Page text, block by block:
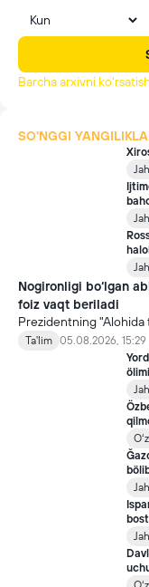
Barcha arxivni
SO'NGGI
Nogironligi bo‘lgan
foiz vaqt beriladi
Prezidentning "Alohida
ijtimoiy xizmatlar bilan
bo‘yicha qo‘shimcha
inklyuziv ta’lim
Ta'lim 05.08.2026, 15:29